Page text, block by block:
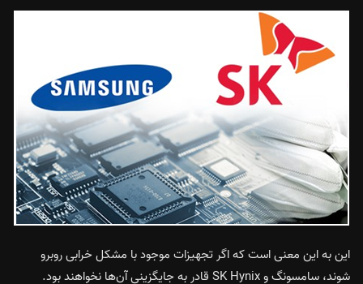
این به این معنی است که اگر تجهیزات موجود با مشکل خرابی روبرو
شوند، سامسونگ و SK Hynix قادر به جایگزینی آن‌ها نخواهند بود.